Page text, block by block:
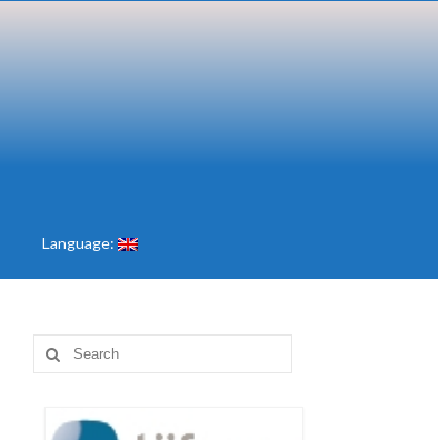
Language:
Search
for: